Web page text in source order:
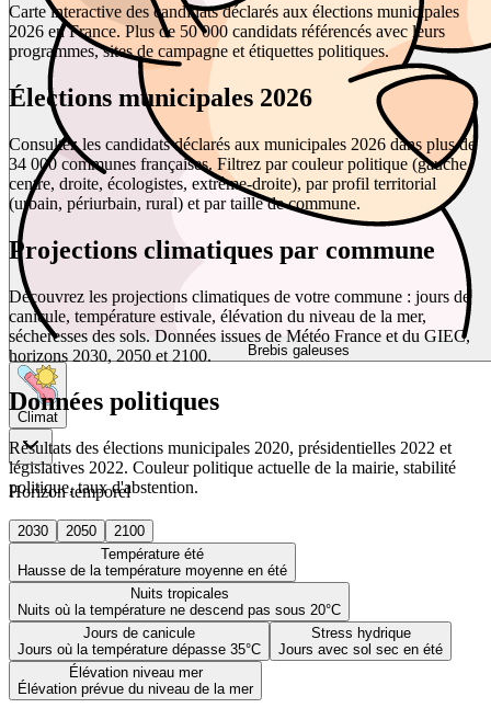
Brebis galeuses
Climat
Horizon temporel
2030 2050
2100
Température été
Hausse de la température moyenne en été
Nuits tropicales
Nuits où la température ne descend pas sous 20°C
Jours de canicule
Jours où la température dépasse 35°C
Stress hydrique
Jours avec sol sec en été
Élévation niveau mer
Élévation prévue du niveau de la mer
Carte interactive des candidats déclarés aux élections municipales
2026 en France. Plus de 50 000 candidats référencés avec leurs
programmes, sites de campagne et étiquettes politiques.
Élections municipales 2026
Consultez les candidats déclarés aux municipales 2026 dans plus de
34 000 communes françaises. Filtrez par couleur politique (gauche,
centre, droite, écologistes, extrême-droite), par profil territorial
(urbain, périurbain, rural) et par taille de commune.
Projections climatiques par commune
Découvrez les projections climatiques de votre commune : jours de
canicule, température estivale, élévation du niveau de la mer,
sécheresses des sols. Données issues de Météo France et du GIEC,
horizons 2030, 2050 et 2100.
Données politiques
Résultats des élections municipales 2020, présidentielles 2022 et
législatives 2022. Couleur politique actuelle de la mairie, stabilité
politique, taux d'abstention.